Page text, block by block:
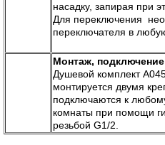
насадку, запирая при
Для переключения
переключателя в
Монтаж, подключение
Душевой комплект
монтируется двумя
подключаются к
комнаты при помощи
резьбой G1/2.